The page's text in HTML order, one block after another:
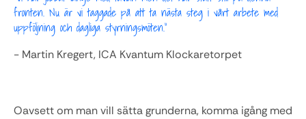
fronten. Nu är vi taggade på att ta nästa steg i vårt arbete med
uppföljning och dagliga styrningsmöten."
- Martin Kregert, ICA Kvantum Klockaretorpet
Oavsett om man vill sätta grunderna, komma igång med